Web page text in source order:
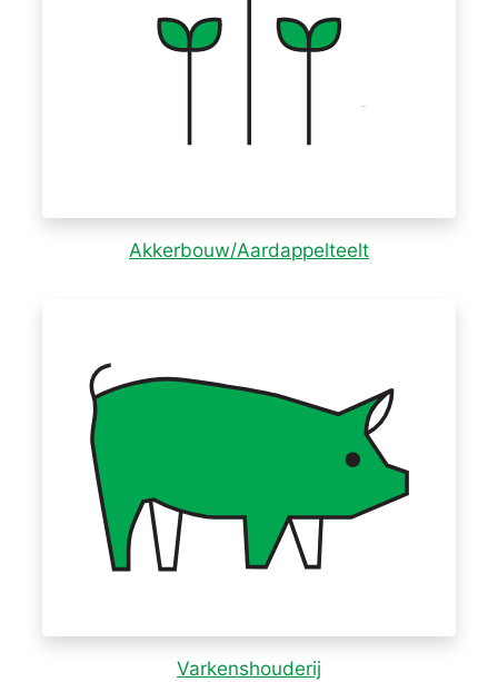
Akkerbouw/Aardappelteelt
Varkenshouderij